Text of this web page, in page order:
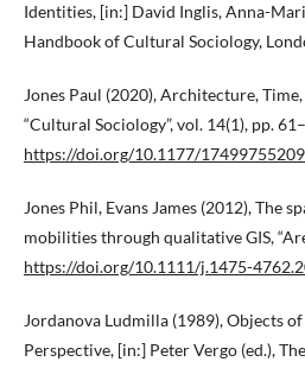
Identities, [in:] David Inglis, Anna-
Handbook of Cultural Sociology,
Jones Paul (2020), Architecture,
“Cultural Sociology”, vol. 14(1), pp.
https://doi.org/10.1177/
Jones Phil, Evans James (2012), The
mobilities through qualitative GIS,
https://doi.org/10.1111/j.1475-
Jordanova Ludmilla (1989), Objects
Perspective, [in:] Peter Vergo (ed.),